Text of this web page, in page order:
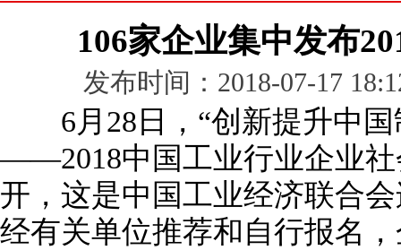
106家企业集中发布
发布时间：2018-07-17
6月28日，“创新提升中国
——2018中国工业行业企业社
开，这是中国工业经济联合
经有关单位推荐和自行报名